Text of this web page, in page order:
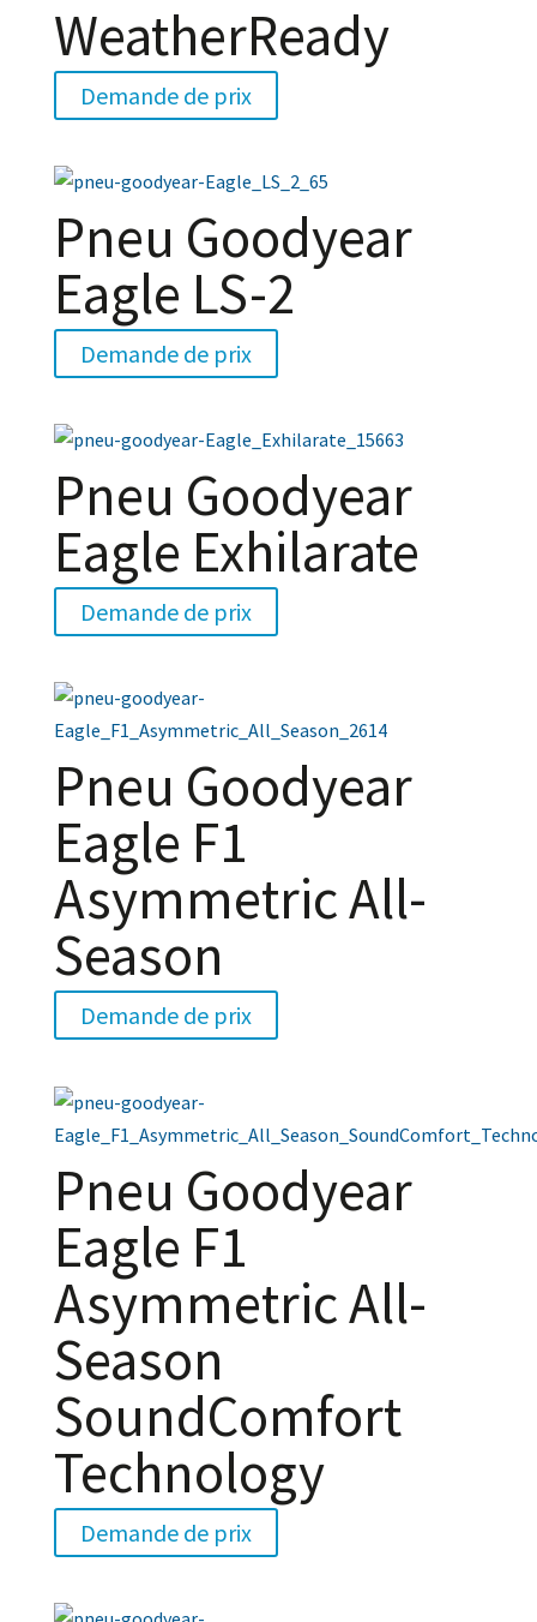
WeatherReady
Demande de prix
Pneu Goodyear
Eagle LS-2
Demande de prix
Pneu Goodyear
Eagle Exhilarate
Demande de prix
Pneu Goodyear
Eagle F1
Asymmetric All-
Season
Demande de prix
Pneu Goodyear
Eagle F1
Asymmetric All-
Season
SoundComfort
Technology
Demande de prix